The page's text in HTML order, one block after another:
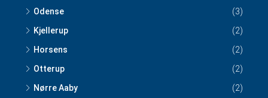
Odense
(3)
Kjellerup
(2)
Horsens
(2)
Otterup
(2)
Nørre Aaby
(2)